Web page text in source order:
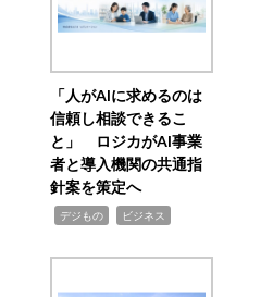
「人がAIに求めるのは
信頼し相談できるこ
と」 ロジカがAI事業
者と導入機関の共通指
針案を策定へ
デジもの ビジネス